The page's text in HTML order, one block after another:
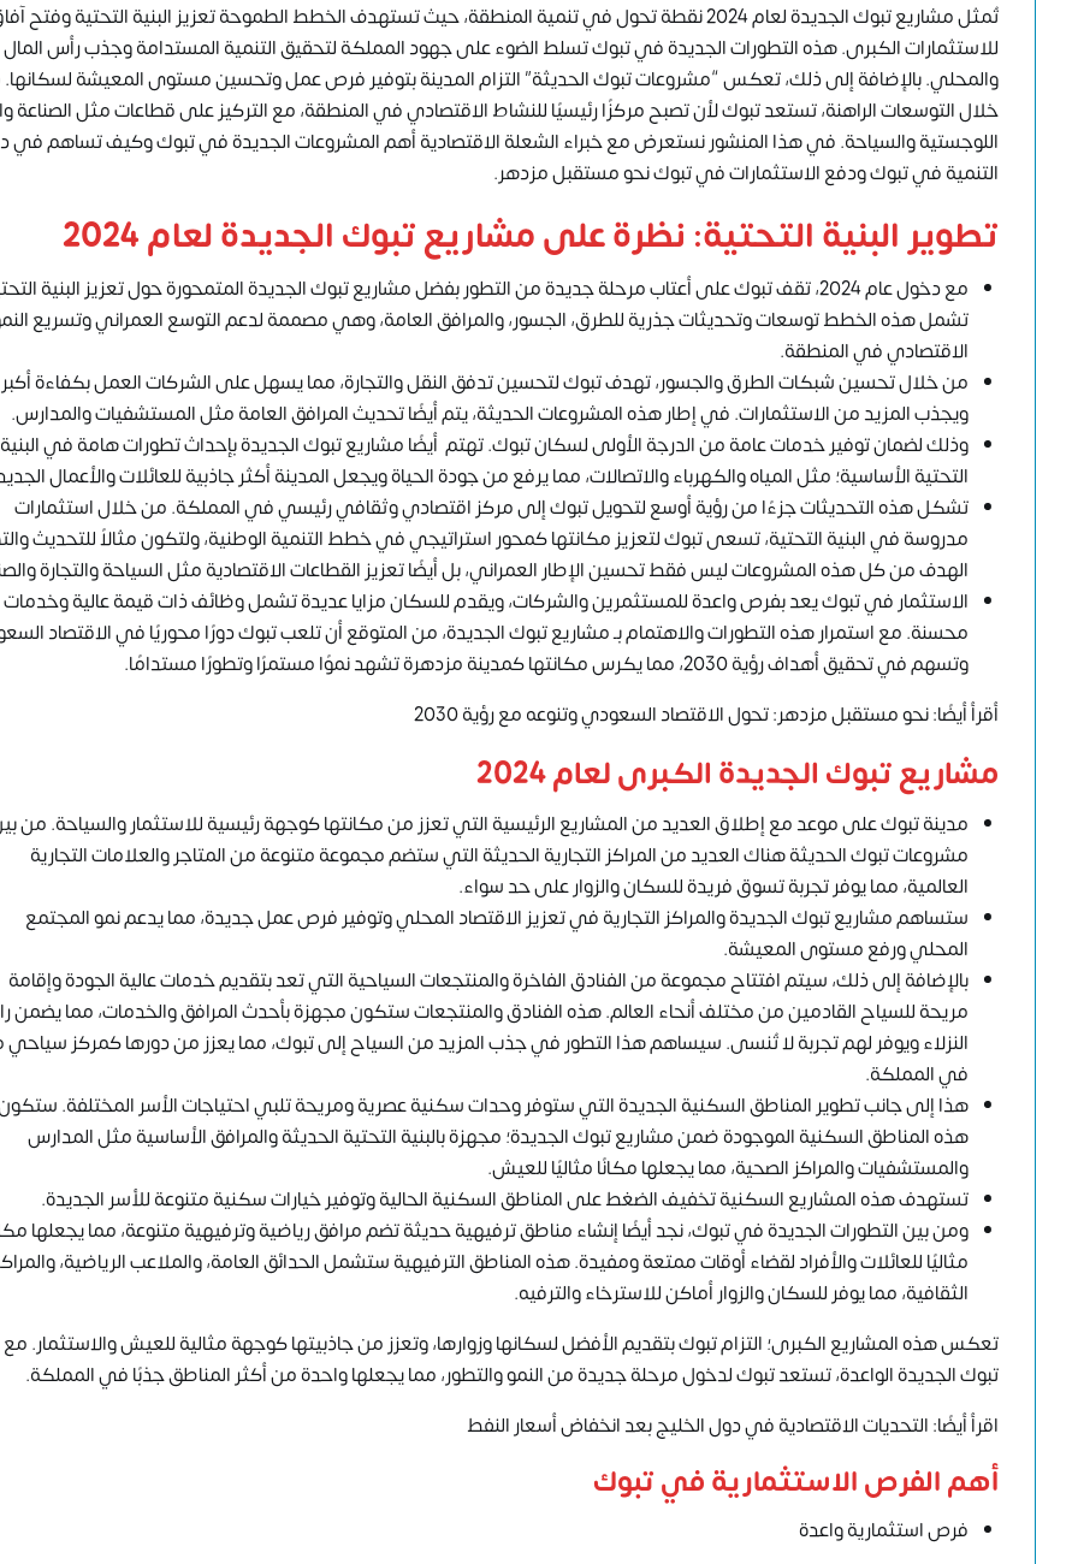
تُمثل مشاريع تبوك الجديدة لعام 2024 نقطة تحول في تنمية المنطقة، حيث تستهدف الخطط الطموحة تعزيز البنية التحتية
للاستثمارات الكبرى. هذه التطورات الجديدة في تبوك تسلط الضوء على جهود المملكة لتحقيق التنمية المستدامة وجذب رأس المال
والمحلي. بالإضافة إلى ذلك، تعكس “مشروعات تبوك الحديثة” التزام المدينة بتوفير فرص عمل وتحسين مستوى المعيشة
خلال التوسعات الراهنة، تستعد تبوك لأن تصبح مركزًا رئيسيًا للنشاط الاقتصادي في المنطقة، مع التركيز على قطاعات مثل الصناعة
اللوجستية والسياحة. في هذا المنشور نستعرض مع خبراء الشعلة الاقتصادية أهمالمشروعات الجديدةفي تبوك وكيف تساهم في
التنمية في تبوك ودفع الاستثمارات في تبوك نحو مستقبل مزدهر.
تطوير البنية التحتية: نظرة على مشاريع تبوك الجديدة لعام 2024
مع دخول عام 2024، تقف تبوك على أعتاب مرحلة جديدة من التطور بفضل مشاريع تبوك الجديدة المتمحورة حول تعزيز البنية
تشمل هذه الخطط توسعات وتحديثات جذرية للطرق، الجسور، والمرافق العامة، وهي مصممة لدعم التوسع العمراني وتسريع
الاقتصادي في المنطقة.
من خلال تحسين شبكات الطرق والجسور، تهدف تبوك لتحسين تدفق النقل والتجارة، مما يسهل على الشركات العمل بكفاءة أكبر
ويجذب المزيد من الاستثمارات. في إطار هذه المشروعات الحديثة، يتم أيضًا تحديث المرافق العامة مثل المستشفيات والمدارس.
وذلك لضمان توفير خدمات عامة من الدرجة الأولى لسكان تبوك. تهتم أيضًا مشاريع تبوك الجديدة بإحداث تطورات هامة في البنية
التحتية الأساسية؛ مثل المياه والكهرباء والاتصالات، مما يرفع من جودة الحياة ويجعل المدينة أكثر جاذبية للعائلات والأعمال
تشكل هذه التحديثات جزءًا من رؤية أوسع لتحويل تبوك إلى مركز اقتصادي وثقافي رئيسي في المملكة. من خلال استثمارات
مدروسة في البنية التحتية، تسعى تبوك لتعزيز مكانتها كمحور استراتيجي في خطط التنمية الوطنية، ولتكون مثالاً للتحديث
الهدف من كل هذه المشروعات ليس فقط تحسين الإطار العمراني، بل أيضًا تعزيز القطاعات الاقتصادية مثل السياحة والتجارة
الاستثمار في تبوك يعد بفرص واعدة للمستثمرين والشركات، ويقدم للسكان مزايا عديدة تشمل وظائف ذات قيمة عالية وخدمات
محسنة. مع استمرار هذه التطورات والاهتمام بـ مشاريع تبوك الجديدة، من المتوقع أن تلعب تبوك دورًا محوريًا في الاقتصاد
وتسهم في تحقيق أهداف رؤية 2030، مما يكرس مكانتها كمدينة مزدهرة تشهد نموًا مستمرًا وتطورًا مستدامًا.
أقرأ أيضًا: نحو مستقبل مزدهر: تحول الاقتصاد السعودي وتنوعه مع رؤية 2030
مشاريع تبوك الجديدة الكبرى لعام 2024
مدينة تبوك على موعد مع إطلاق العديد من المشاريع الرئيسية التي تعزز من مكانتها كوجهة رئيسية للاستثمار والسياحة. من
مشروعات تبوك الحديثة هناك العديد من المراكز التجارية الحديثة التي ستضم مجموعة متنوعة من المتاجر والعلامات التجارية
العالمية، مما يوفر تجربة تسوق فريدة للسكان والزوار على حد سواء.
ستساهم مشاريع تبوك الجديدة والمراكز التجارية في تعزيز الاقتصاد المحلي وتوفير فرص عمل جديدة، مما يدعم نمو المجتمع
المحلي ورفع مستوى المعيشة.
بالإضافة إلى ذلك، سيتم افتتاح مجموعة من الفنادق الفاخرة والمنتجعات السياحية التي تعد بتقديم خدمات عالية الجودة وإقامة
مريحة للسياح القادمين من مختلف أنحاء العالم. هذه الفنادق والمنتجعات ستكون مجهزة بأحدث المرافق والخدمات، مما يضمن
النزلاء ويوفر لهم تجربة لا تُنسى. سيساهم هذا التطور في جذب المزيد من السياح إلى تبوك، مما يعزز من دورها كمركز
في المملكة.
هذا إلى جانب تطوير المناطق السكنية الجديدة التي ستوفر وحدات سكنية عصرية ومريحة تلبي احتياجات الأسر المختلفة.
هذه المناطق السكنية الموجودة ضمن مشاريع تبوك الجديدة؛ مجهزة بالبنية التحتية الحديثة والمرافق الأساسية مثل المدارس
والمستشفيات والمراكز الصحية، مما يجعلها مكانًا مثاليًا للعيش.
تستهدف هذه المشاريع السكنية تخفيف الضغط على المناطق السكنية الحالية وتوفير خيارات سكنية متنوعة للأسر الجديدة.
ومن بين التطورات الجديدة في تبوك، نجد أيضًا إنشاء مناطق ترفيهية حديثة تضم مرافق رياضية وترفيهية متنوعة، مما يجعلها
مثاليًا للعائلات والأفراد لقضاء أوقات ممتعة ومفيدة. هذه المناطق الترفيهية ستشمل الحدائق العامة، والملاعب الرياضية،
الثقافية، مما يوفر للسكان والزوار أماكن للاسترخاء والترفيه.
تعكس هذه المشاريع الكبرى؛ التزام تبوك بتقديم الأفضل لسكانها وزوارها، وتعزز من جاذبيتها كوجهة مثالية للعيش والاستثمار.
تبوك الجديدة الواعدة، تستعد تبوك لدخول مرحلة جديدة من النمو والتطور، مما يجعلها واحدة من أكثر المناطق جذبًا في المملكة.
اقرأ أيضًا: التحديات الاقتصادية في دول الخليج بعد انخفاض أسعار النفط
أهم الفرص الاستثمارية في تبوك
فرص استثمارية واعدة